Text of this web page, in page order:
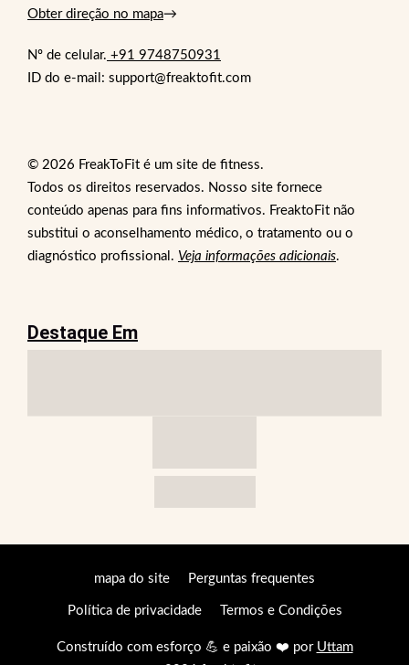
Obter direção no mapa→
Nº de celular. +91 9748750931
ID do e-mail: support@freaktofit.com
© 2026 FreakToFit é um site de fitness.
Todos os direitos reservados. Nosso site fornece
conteúdo apenas para fins informativos. FreaktoFit não
substitui o aconselhamento médico, o tratamento ou o
diagnóstico profissional. Veja informações adicionais.
Destaque Em
mapa do site Perguntas frequentes
Política de privacidade Termos e Condições
Construído com esforço 💪 e paixão ❤️ por Uttam